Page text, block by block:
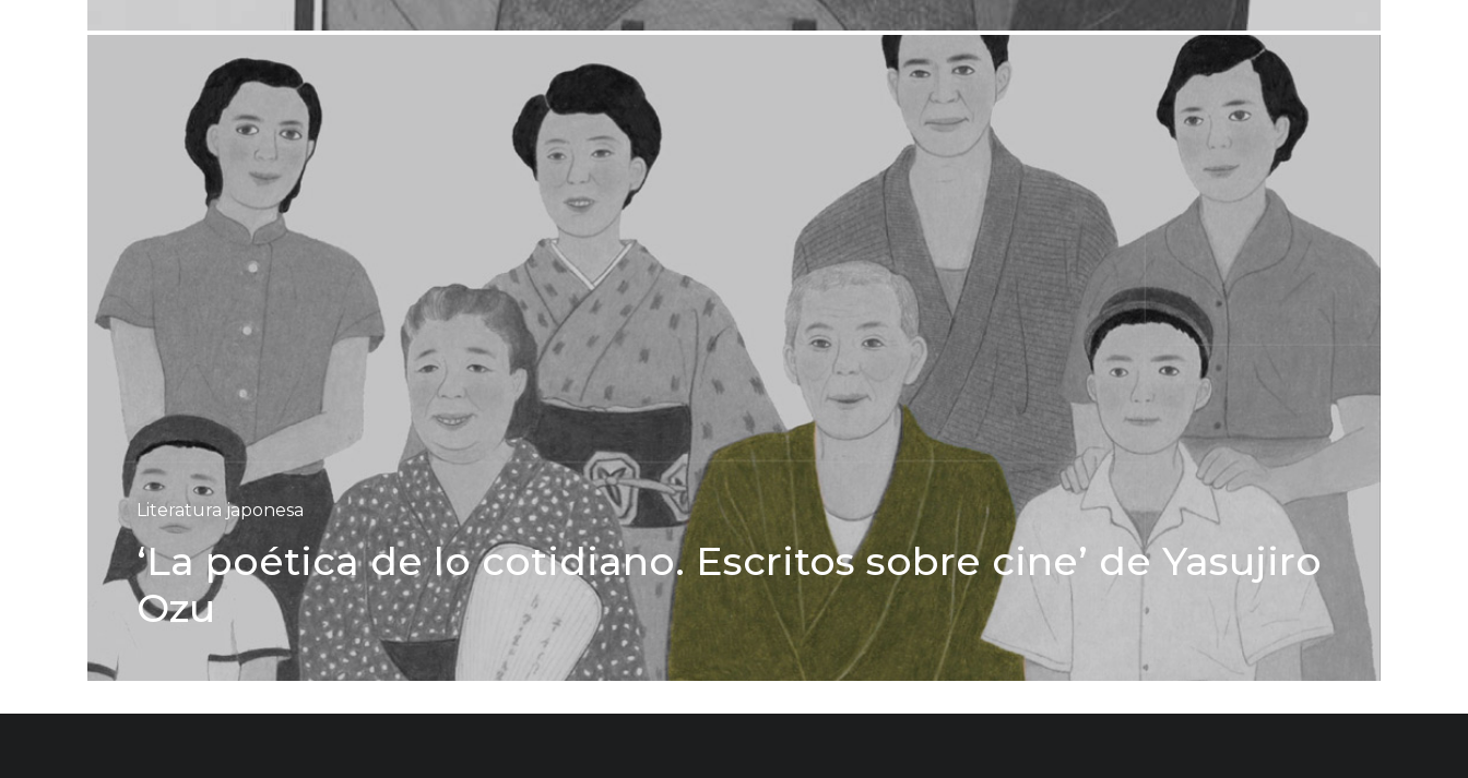
Literatura japonesa
‘La poética de lo cotidiano. Escritos sobre cine’ de Yasujiro
Ozu